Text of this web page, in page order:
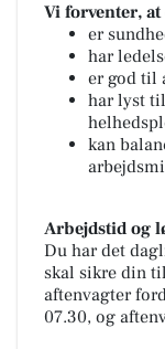
Vi forventer, at
er
har
er god til
har lyst
kan
Arbejdstid og
Du har det
skal sikre din
aftenvagter
07.30, og